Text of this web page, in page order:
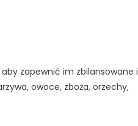
zapewnić im zbilansowane i
owoce, zboża, orzechy,